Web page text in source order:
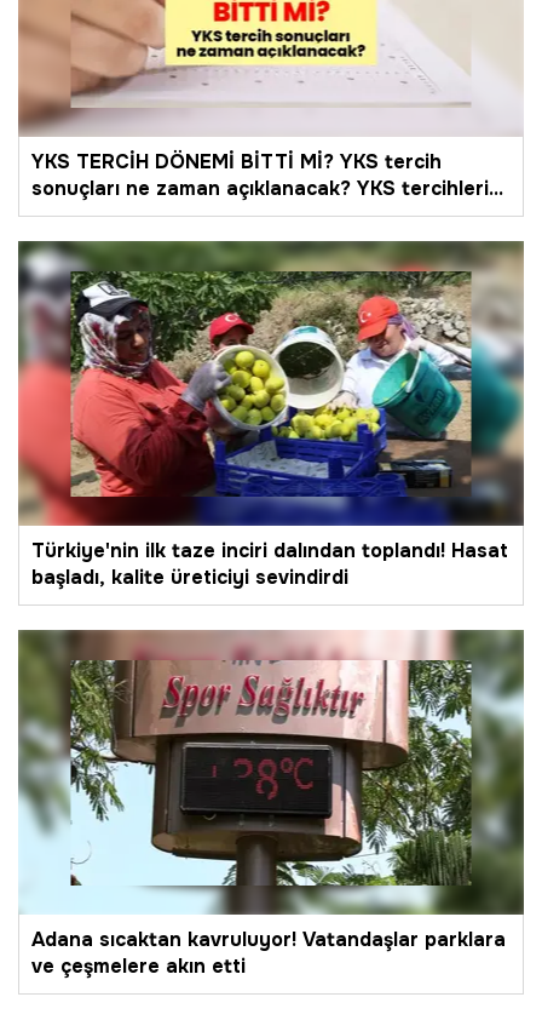
YKS TERCİH DÖNEMİ BİTTİ Mİ? YKS tercih
sonuçları ne zaman açıklanacak? YKS tercihleri
bitti mi, ne zaman bitiyor? YKS tercihleri hangi
tarihte sona erecek?
Türkiye'nin ilk taze inciri dalından toplandı! Hasat
başladı, kalite üreticiyi sevindirdi
Adana sıcaktan kavruluyor! Vatandaşlar parklara
ve çeşmelere akın etti